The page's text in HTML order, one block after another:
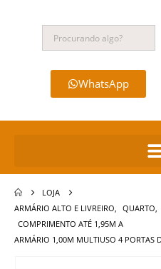
WhatsApp
LOJA
ARMÁRIO ALTO E LIVREIRO
QUARTO
COMPRIMENTO ATÉ 1,95M A
ARMÁRIO 1,00M MULTIUSO 4 PORTAS